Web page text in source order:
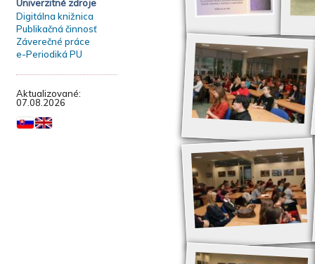
Univerzitné zdroje
Digitálna knižnica
Publikačná činnosť
Záverečné práce
e-Periodiká PU
Aktualizované:
07.08.2026